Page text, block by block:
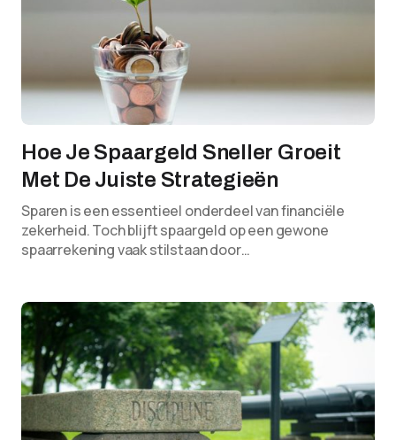
Hoe Je Spaargeld Sneller Groeit
Met De Juiste Strategieën
Sparen is een essentieel onderdeel van financiële
zekerheid. Toch blijft spaargeld op een gewone
spaarrekening vaak stilstaan door…